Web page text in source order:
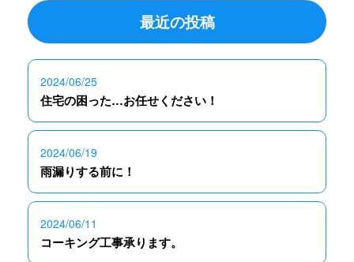
最近の投稿
2024/06/25
住宅の困った…お任せください！
2024/06/19
雨漏りする前に！
2024/06/11
コーキング工事承ります。